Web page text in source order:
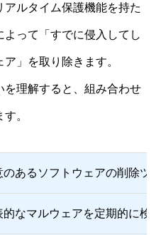
ルタイム保護機能を持た
って「すでに侵入してし
」を取り除きます。
理解すると、組み合わせ
。
のあるソフトウェアの削除ツ
的なマルウェアを定期的に検